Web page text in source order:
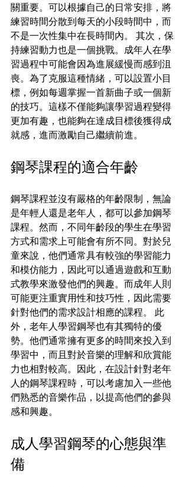
關重要。可以根據自己的日常安排，將
練習時間分散到每天的小段時間中，而
不是一次性集中在長時間內。 其次，保
持練習動力也是一個挑戰。成年人在學
習過程中可能會因為進展緩慢而感到沮
喪。為了克服這種情緒，可以設置小目
標，例如每週掌握一首新曲子或一個新
的技巧。這樣不僅能夠讓學習過程變得
更加有趣，也能夠在達成目標後獲得成
就感，進而激勵自己繼續前進。
鋼琴課程的適合年齡
鋼琴課程並沒有嚴格的年齡限制，無論
是年輕人還是老年人，都可以參加鋼琴
課程。然而，不同年齡段的學生在學習
方式和需求上可能會有所不同。對於兒
童來說，他們通常具有較強的學習能力
和模仿能力，因此可以通過遊戲和互動
式教學來激發他們的興趣。而成年人則
可能更注重實用性和技巧性，因此需要
針對他們的需求設計相應的課程。 此
外，老年人學習鋼琴也有其獨特的優
勢。他們通常擁有更多的時間來投入到
學習中，而且對於音樂的理解和欣賞能
力也相對較高。因此，在設計針對老年
人的鋼琴課程時，可以考慮加入一些他
們熟悉的音樂作品，以提高他們的參與
感和興趣。
成人學習鋼琴的心態與準
備